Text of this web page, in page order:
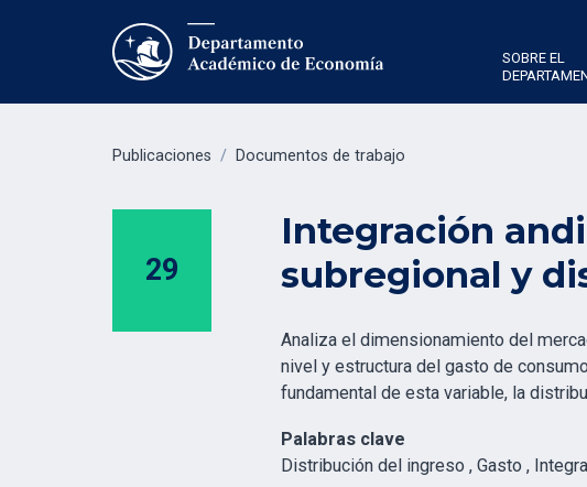
SOBRE EL
Publicaciones / Documentos de trabajo
29
Integración
subregional y
Analiza el dimensionamiento del
nivel y estructura del gasto de
fundamental de esta variable, la
Palabras clave
Distribución del ingreso , Gasto ,